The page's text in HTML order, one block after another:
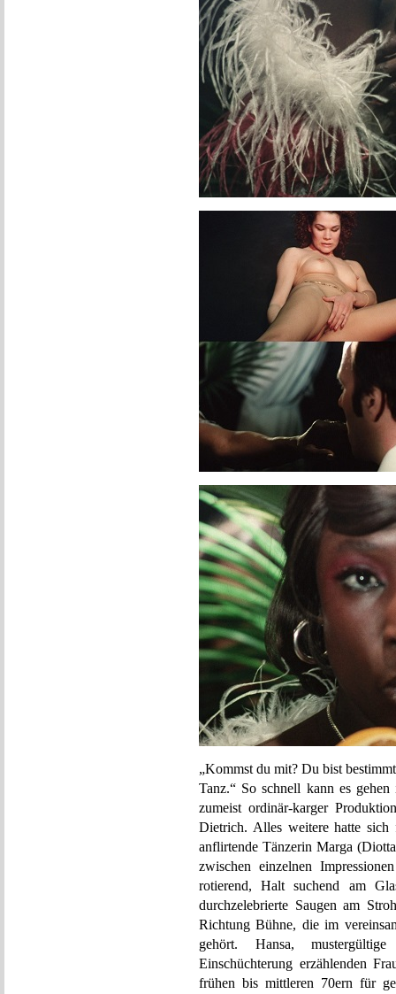
„Kommst du mit? Du bist
Tanz.“ So schnell kann es
zumeist ordinär-karger
Dietrich. Alles weitere hatte
anflirtende Tänzerin Marga
zwischen einzelnen
rotierend, Halt suchend am
durchzelebrierte Saugen am
Richtung Bühne, die im
gehört. Hansa,
Einschüchterung erzählenden
frühen bis mittleren 70ern für